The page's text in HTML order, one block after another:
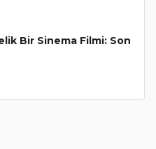
Bir Sinema Filmi: Son